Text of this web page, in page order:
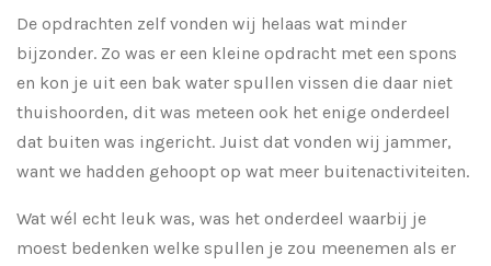
De opdrachten zelf vonden wij helaas wat minder
bijzonder. Zo was er een kleine opdracht met een spons
en kon je uit een bak water spullen vissen die daar niet
thuishoorden, dit was meteen ook het enige onderdeel
dat buiten was ingericht. Juist dat vonden wij jammer,
want we hadden gehoopt op wat meer buitenactiviteiten.
Wat wél echt leuk was, was het onderdeel waarbij je
moest bedenken welke spullen je zou meenemen als er